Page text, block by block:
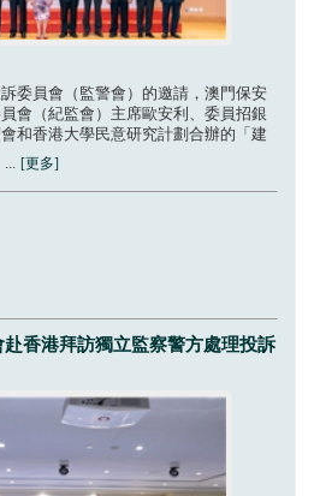
委員會（監警會）的邀請，澳門保安
會（紀監會）主席歐安利、委員招銀
和香港大學民意研究計劃合辦的「建
... [更多]
香港拜訪獨立監察警方處理投訴